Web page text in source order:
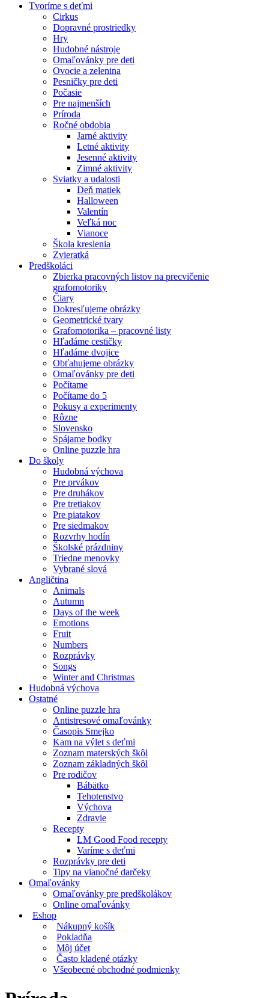
Tvoríme s deťmi
Cirkus
Dopravné prostriedky
Hry
Hudobné nástroje
Omaľovánky pre deti
Ovocie a zelenina
Pesničky pre deti
Počasie
Pre najmenších
Príroda
Ročné obdobia
Jarné aktivity
Letné aktivity
Jesenné aktivity
Zimné aktivity
Sviatky a udalosti
Deň matiek
Halloween
Valentín
Veľká noc
Vianoce
Škola kreslenia
Zvieratká
Predškoláci
Zbierka pracovných listov na precvičenie
grafomotoriky
Čiary
Dokresľujeme obrázky
Geometrické tvary
Grafomotorika – pracovné listy
Hľadáme cestičky
Hľadáme dvojice
Obťahujeme obrázky
Omaľovánky pre deti
Počítame
Počítame do 5
Pokusy a experimenty
Rôzne
Slovensko
Spájame bodky
Online puzzle hra
Do školy
Hudobná výchova
Pre prvákov
Pre druhákov
Pre tretiakov
Pre piatakov
Pre siedmakov
Rozvrhy hodín
Školské prázdniny
Triedne menovky
Vybrané slová
Angličtina
Animals
Autumn
Days of the week
Emotions
Fruit
Numbers
Rozprávky
Songs
Winter and Christmas
Hudobná výchova
Ostatné
Online puzzle hra
Antistresové omaľovánky
Časopis Smejko
Kam na výlet s deťmi
Zoznam materských škôl
Zoznam základných škôl
Pre rodičov
Bábätko
Tehotenstvo
Výchova
Zdravie
Recepty
LM Good Food recepty
Varíme s deťmi
Rozprávky pre deti
Tipy na vianočné darčeky
Omaľovánky
Omaľovánky pre predškolákov
Online omaľovánky
Eshop
Nákupný košík
Pokladňa
Môj účet
Často kladené otázky
Všeobecné obchodné podmienky